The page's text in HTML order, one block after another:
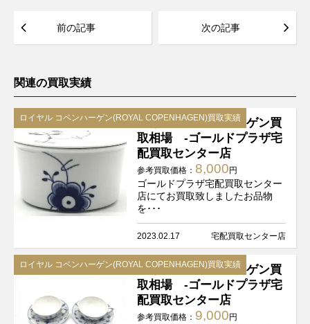
前の記事 次の記事
関連の買取実績
ロイヤル コペンハーゲン(ROYAL COPENHAGEN)買取実績
ロイヤル コペンハーゲン買
取相場 -ゴールドプラザ宅
配買取センター店
参考買取価格： 8,000 円
ゴールドプラザ宅配買取センター
店にてお買取致しましたお品物
を･･･
2023.02.17 宅配買取センター店
ロイヤル コペンハーゲン(ROYAL COPENHAGEN)買取実績
ロイヤル コペンハーゲン買
取相場 -ゴールドプラザ宅
配買取センター店
参考買取価格： 9,000 円